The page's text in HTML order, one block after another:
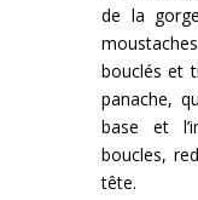
de la
bouclés et
panache,
base et
boucles,
tête.